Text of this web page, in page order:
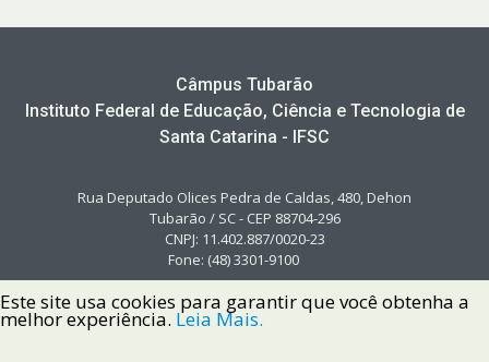
Câmpus Tubarão
Instituto Federal de Educação, Ciência e Tecnologia de
Santa Catarina - IFSC
Rua Deputado Olices Pedra de Caldas, 480, Dehon
Tubarão / SC - CEP 88704-296
CNPJ: 11.402.887/0020-23
Fone: (48) 3301-9100
Este site usa cookies para garantir que você obtenha a
melhor experiência. Leia Mais.